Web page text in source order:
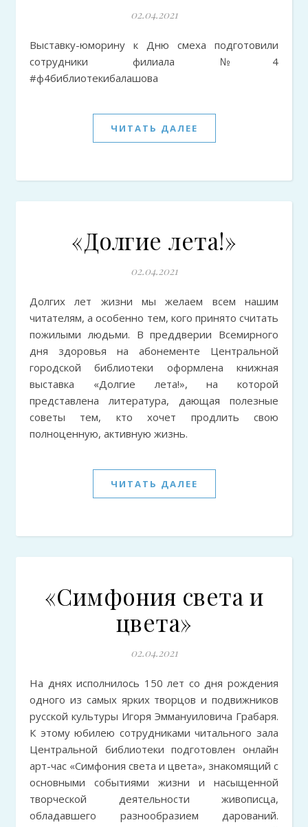
02.04.2021
Выставку-юморину к Дню смеха подготовили
сотрудники филиала №4
#ф4библиотекибалашова
ЧИТАТЬ ДАЛЕЕ
«Долгие лета!»
02.04.2021
Долгих лет жизни мы желаем всем нашим
читателям, а особенно тем, кого принято считать
пожилыми людьми. В преддверии Всемирного
дня здоровья на абонементе Центральной
городской библиотеки оформлена книжная
выставка «Долгие лета!», на которой
представлена литература, дающая полезные
советы тем, кто хочет продлить свою
полноценную, активную жизнь.
ЧИТАТЬ ДАЛЕЕ
«Симфония света и
цвета»
02.04.2021
На днях исполнилось 150 лет со дня рождения
одного из самых ярких творцов и подвижников
русской культуры Игоря Эммануиловича Грабаря.
К этому юбилею сотрудниками читального зала
Центральной библиотеки подготовлен онлайн
арт-час «Симфония света и цвета», знакомящий с
основными событиями жизни и насыщенной
творческой деятельности живописца,
обладавшего разнообразием дарований.